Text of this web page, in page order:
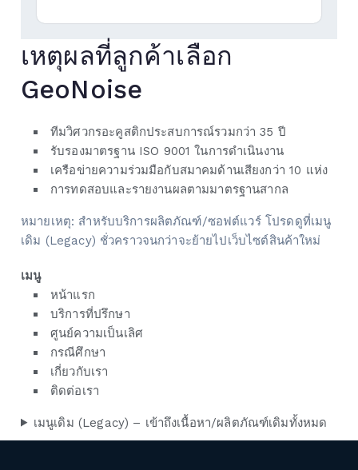
เหตุผลที่ลูกค้าเลือก
GeoNoise
ทีมวิศวกรอะคูสติกประสบการณ์รวมกว่า 35 ปี
รับรองมาตรฐาน ISO 9001 ในการดำเนินงาน
เครือข่ายความร่วมมือกับสมาคมด้านเสียงกว่า 10 แห่ง
การทดสอบและรายงานผลตามมาตรฐานสากล
หมายเหตุ: สำหรับบริการผลิตภัณฑ์/ซอฟต์แวร์ โปรดดูที่เมนู
เดิม (Legacy) ชั่วคราวจนกว่าจะย้ายไปเว็บไซต์สินค้าใหม่
เมนู
หน้าแรก
บริการที่ปรึกษา
ศูนย์ความเป็นเลิศ
กรณีศึกษา
เกี่ยวกับเรา
ติดต่อเรา
เมนูเดิม (Legacy) – เข้าถึงเนื้อหา/ผลิตภัณฑ์เดิมทั้งหมด